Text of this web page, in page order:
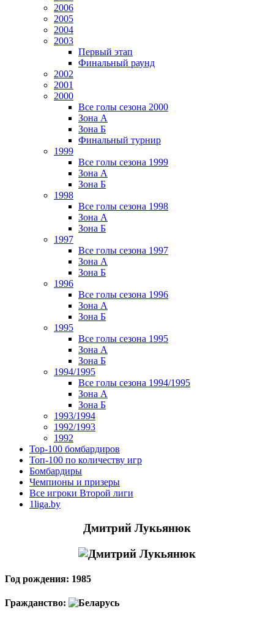
2006
2005
2004
2003
Первый этап
Финальный раунд
2002
2001
2000
Все голы сезона 2000
Зона А
Зона Б
Финальный турнир
1999
Все голы сезона 1999
Зона А
Зона Б
1998
Все голы сезона 1998
Зона А
Зона Б
1997
Все голы сезона 1997
Зона А
Зона Б
1996
Все голы сезона 1996
Зона А
Зона Б
1995
Все голы сезона 1995
Зона А
Зона Б
1994/1995
Все голы сезона 1994/1995
Зона А
Зона Б
1993/1994
1992/1993
1992
Top-100 бомбардиров
Топ-100 по количеству игр
Бомбардиры
Чемпионы и призеры
Все игроки Второй лиги
1liga.by
Дмитрий Лукьянюк
Год рождения: 1985
Гражданство: